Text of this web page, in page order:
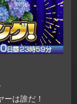
は誰だ！